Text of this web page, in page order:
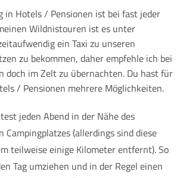
in Hotels / Pensionen ist bei fast jeder
Wildnistouren ist es unter
ein Taxi zu unseren
zu bekommen, daher empfehle ich bei
doch im Zelt zu übernachten. Du hast für
/ Pensionen mehrere Möglichkeiten.
jeden Abend in der Nähe des
Campingplatzes (allerdings sind diese
teilweise einige Kilometer entfernt). So
Tag umziehen und in der Regel einen